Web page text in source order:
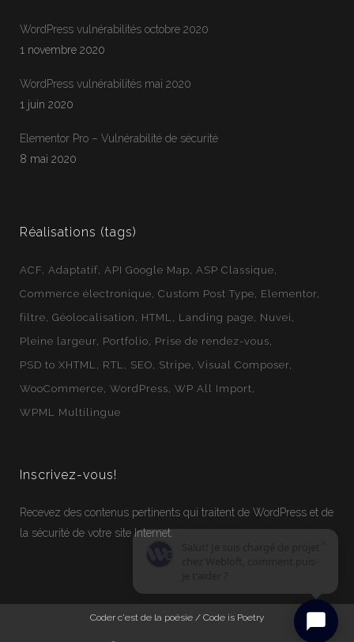
WordPress vulnérabilités octobre 2020
1 novembre 2020
WordPress vulnérabilités mai 2020
1 juin 2020
Elementor Pro – Vulnérabilité de sécurité
8 mai 2020
Réalisations (tags)
ACF Adaptatif API Google Map ASP Classique
Commerce électronique Custom Post Type
Elementor
filtre Géolocalisation HTML Landing page
Nuvei
Pleine largeur Portfolio
Prise de rendez-vous
PSD to XHTML
RTL SEO Stripe Visual Composer
WooCommerce WordPress WP All Import
WPML Multilingue
Inscrivez-vous!
Recevez des contenus pertinents qui traitent de WordPress et de
la sécurité de votre site Internet.
Coder c'est de la poésie / Code is Poetry
Jean-Francois En ligne
Webloft